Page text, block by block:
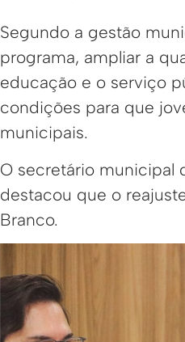
Segundo a gestão
programa, ampliar a
educação e o serviço
condições para que
municipais.
O secretário municipal
destacou que o
Branco.